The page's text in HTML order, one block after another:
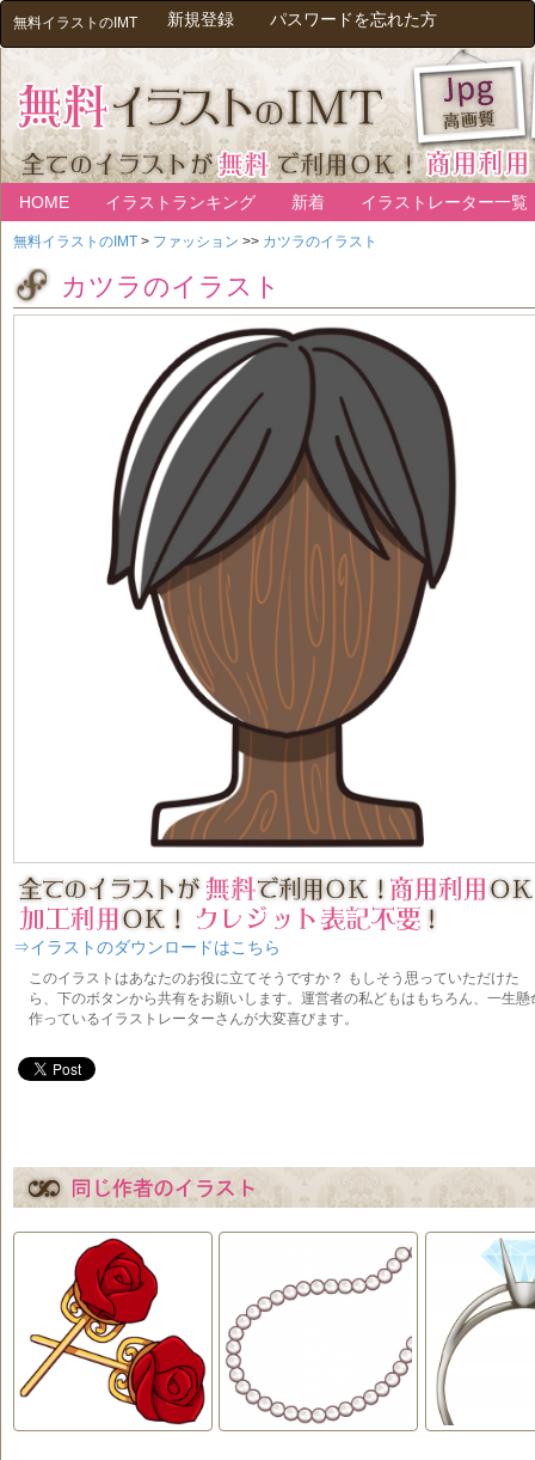
無料イラストのIMT 新規登録 パスワードを忘れた方
HOME イラストランキング 新着 イラストレーター一覧
無料イラストのIMT > ファッション >> カツラのイラスト
カツラのイラスト
⇒イラストのダウンロードはこちら